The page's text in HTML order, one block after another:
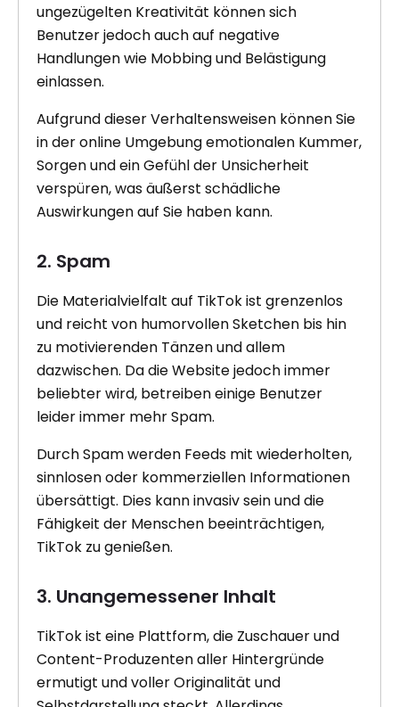
ungezügelten Kreativität können sich
Benutzer jedoch auch auf negative
Handlungen wie Mobbing und Belästigung
einlassen.
Aufgrund dieser Verhaltensweisen können Sie
in der online Umgebung emotionalen Kummer,
Sorgen und ein Gefühl der Unsicherheit
verspüren, was äußerst schädliche
Auswirkungen auf Sie haben kann.
2. Spam
Die Materialvielfalt auf TikTok ist grenzenlos
und reicht von humorvollen Sketchen bis hin
zu motivierenden Tänzen und allem
dazwischen. Da die Website jedoch immer
beliebter wird, betreiben einige Benutzer
leider immer mehr Spam.
Durch Spam werden Feeds mit wiederholten,
sinnlosen oder kommerziellen Informationen
übersättigt. Dies kann invasiv sein und die
Fähigkeit der Menschen beeinträchtigen,
TikTok zu genießen.
3. Unangemessener Inhalt
TikTok ist eine Plattform, die Zuschauer und
Content-Produzenten aller Hintergründe
ermutigt und voller Originalität und